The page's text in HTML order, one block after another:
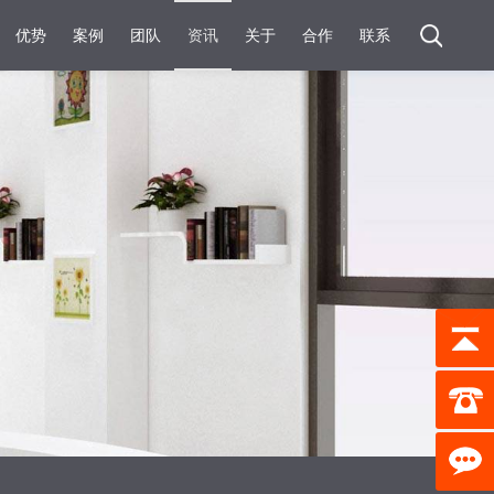
优势 案例 团队 资讯 关于 合作 联系